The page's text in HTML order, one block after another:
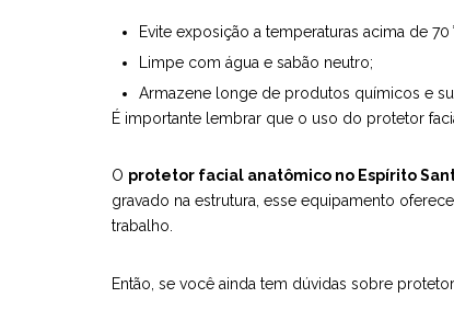
Evite exposição a temperaturas acima de 70
Limpe com água e sabão neutro;
Armazene longe de produtos químicos e
É importante lembrar que o uso do protetor
O protetor facial anatômico no Espírito
gravado na estrutura, esse equipamento
trabalho.
Então, se você ainda tem dúvidas sobre